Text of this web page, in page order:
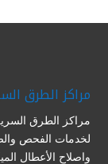
مراكز الطرق
مراكز الطرق
لخدمات الفحص
واصلاح الأعطال